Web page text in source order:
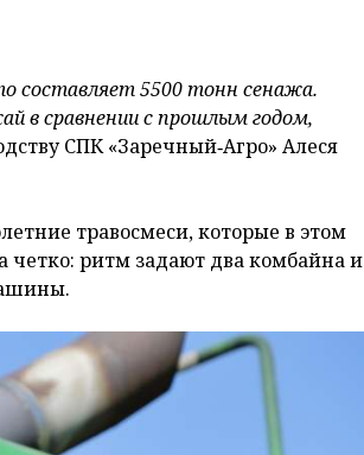
составляет 5500 тонн сенажа.
в сравнении с прошлым годом,
СПК «Заречный‑Агро» Алеся
травосмеси, которые в этом
четко: ритм задают два комбайна и